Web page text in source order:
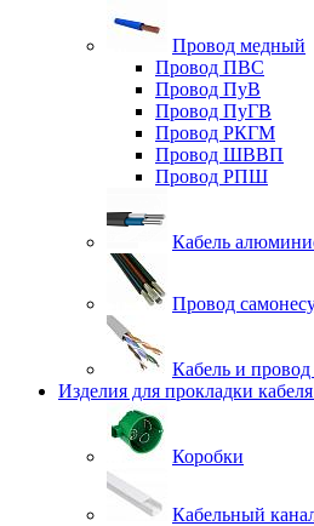
Провод медный
Провод ПВС
Провод ПуВ
Провод ПуГВ
Провод РКГМ
Провод ШВВП
Провод РПШ
Кабель
Провод
Кабель и провод
Изделия для прокладки
Коробки
Кабельный